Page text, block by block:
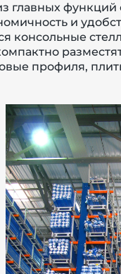
главных
и
профиля,